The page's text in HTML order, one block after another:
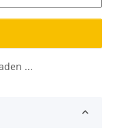
...